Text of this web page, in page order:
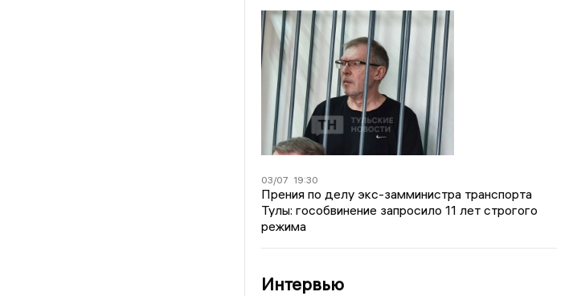
03/07 19:30
Прения по делу экс-замминистра транспорта
Тулы: гособвинение запросило 11 лет строгого
режима
Интервью